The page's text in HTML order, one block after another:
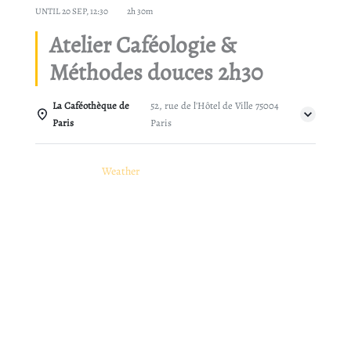
UNTIL20 SEP, 12:30 2h 30m
Atelier Caféologie &
Méthodes douces 2h30
La Caféothèque de
Paris
52, rue de l'Hôtel de Ville 75004
Paris
Weather